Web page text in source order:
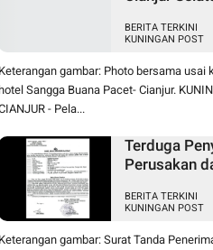
Pupuk
BERITA TERKINI
KUNINGAN POST
Keterangan gambar: Photo bersama usai
Sangga Buana Pacet- Cianjur.
- Pela...
Terduga
Perusakan
Sengketa
Bogor
Polisi
BERITA TERKINI
KUNINGAN POST
Keterangan gambar: Surat Tanda